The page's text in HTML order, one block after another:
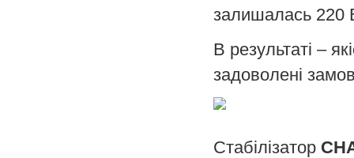
залишалась 220
В результаті –
задоволені
Стабілізатор